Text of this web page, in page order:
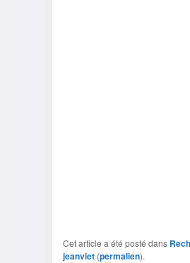
Cet article a été posté dans
jeanviet(permalien).